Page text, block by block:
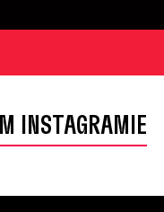
INSTAGRAMIE